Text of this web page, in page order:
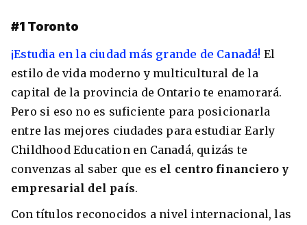
#1 Toronto
¡Estudia en la ciudad más grande de Canadá! El
estilo de vida moderno y multicultural de la
capital de la provincia de Ontario te enamorará.
Pero si eso no es suficiente para posicionarla
entre las mejores ciudades para estudiar Early
Childhood Education en Canadá, quizás te
convenzas al saber que es el centro financiero y
empresarial del país.
Con títulos reconocidos a nivel internacional, las